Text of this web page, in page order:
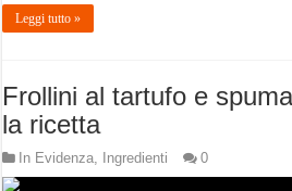
Leggi tutto »
Frollini al tartufo e
la ricetta
In Evidenza, Ingredienti 0